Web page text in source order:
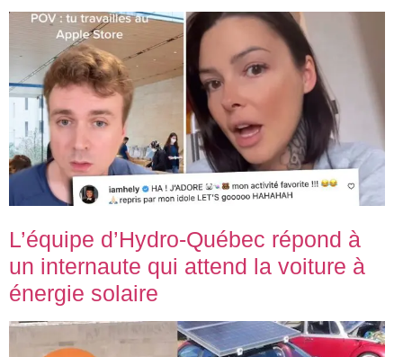
L’équipe d’Hydro-Québec répond à
un internaute qui attend la voiture à
énergie solaire